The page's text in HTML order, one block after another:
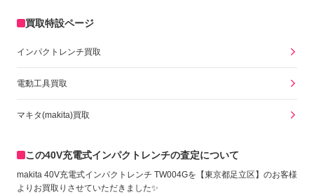
買取特設ページ
インパクトレンチ買取
電動工具買取
マキタ(makita)買取
この40V充電式インパクトレンチの査定について
makita 40V充電式インパクトレンチ TW004Gを【東京都足立区】のお客様
よりお買取りさせていただきました✨